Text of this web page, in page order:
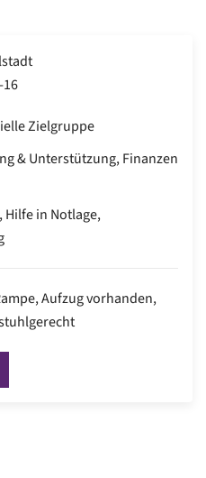
16
Zielgruppe
& Unterstützung, Finanzen
in Notlage,
Aufzug vorhanden,